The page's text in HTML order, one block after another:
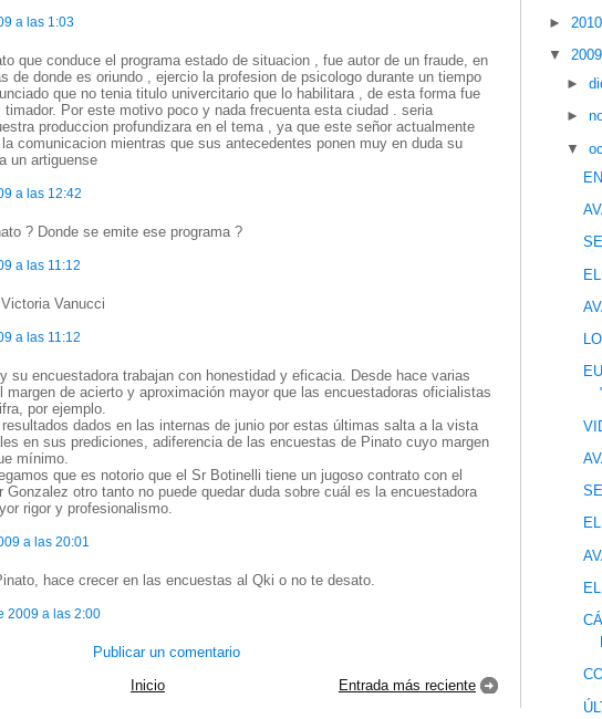
a las 1:03
que conduce el programa estado de situacion , fue autor de un fraude, en
de donde es oriundo , ejercio la profesion de psicologo durante un tiempo
que no tenia titulo univercitario que lo habilitara , de esta forma fue
timador. Por este motivo poco y nada frecuenta esta ciudad . seria
produccion profundizara en el tema , ya que este señor actualmente
comunicacion mientras que sus antecedentes ponen muy en duda su
un artiguense
a las 12:42
? Donde se emite ese programa ?
a las 11:12
Vanucci
a las 11:12
su encuestadora trabajan con honestidad y eficacia. Desde hace varias
margen de acierto y aproximación mayor que las encuestadoras oficialistas
por ejemplo.
dados en las internas de junio por estas últimas salta a la vista
en sus prediciones, adiferencia de las encuestas de Pinato cuyo margen
mínimo.
que es notorio que el Sr Botinelli tiene un jugoso contrato con el
Gonzalez otro tanto no puede quedar duda sobre cuál es la encuestadora
rigor y profesionalismo.
a las 20:01
hace crecer en las encuestas al Qki o no te desato.
2009 a las 2:00
Publicar un comentario
Entrada más reciente
Inicio
►
▼
►
►
▼